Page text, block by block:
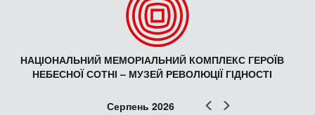
НАЦІОНАЛЬНИЙ МЕМОРІАЛЬНИЙ КОМПЛЕКС ГЕРОЇВ
НЕБЕСНОЇ СОТНІ – МУЗЕЙ РЕВОЛЮЦІЇ ГІДНОСТІ
Попер
Серпень 2026